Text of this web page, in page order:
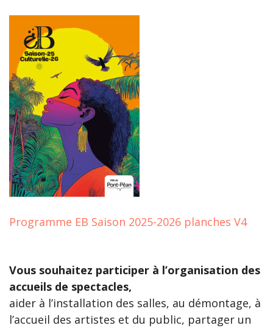
Programme EB Saison 2025-2026 planches V4
Vous souhaitez participer à l’organisation des
accueils de spectacles,
aider à l’installation des salles, au démontage, à
l’accueil des artistes et du public, partager un